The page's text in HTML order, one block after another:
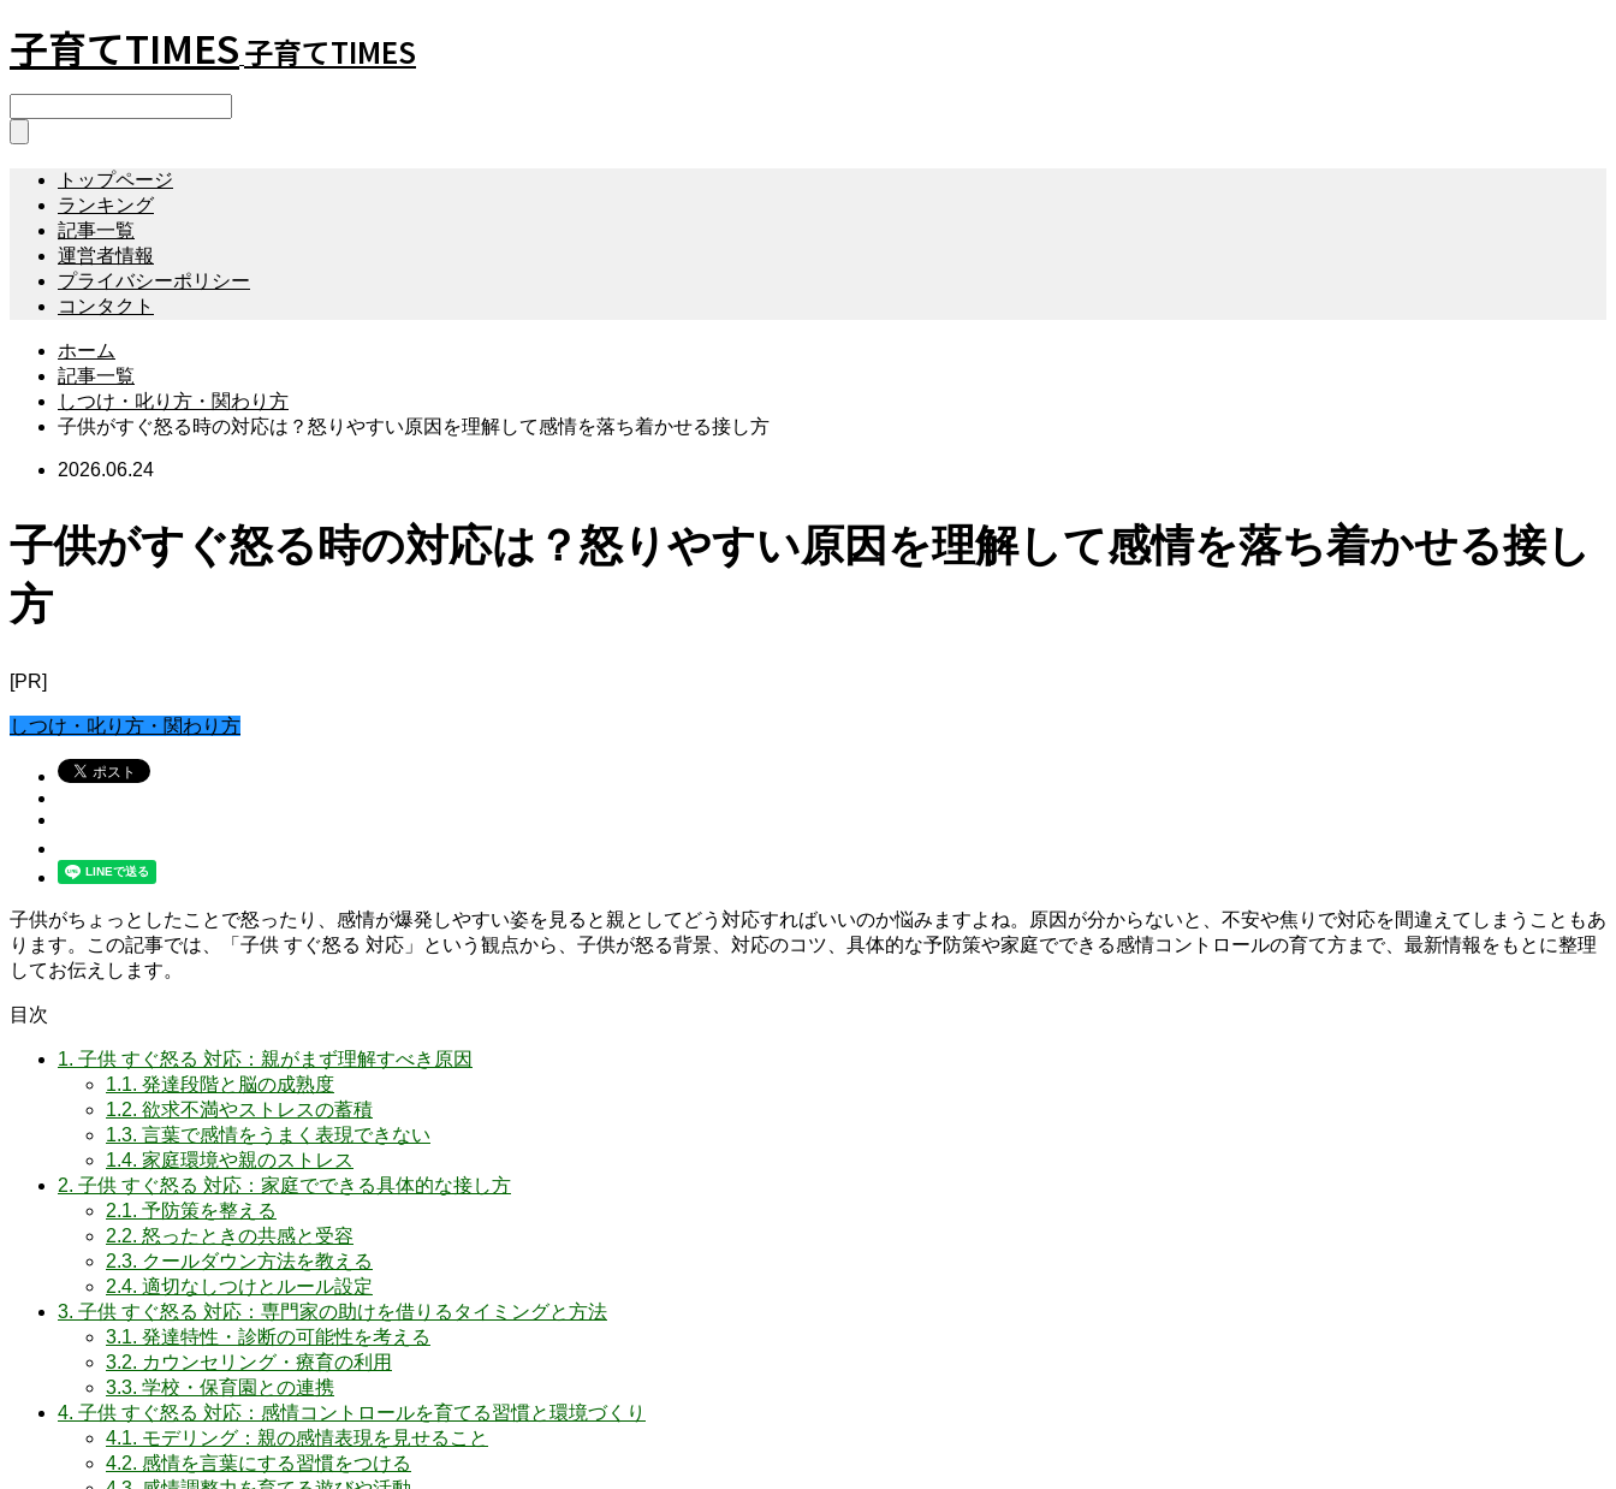
子育てTIMES子育てTIMES
トップページ
ランキング
記事一覧
運営者情報
プライバシーポリシー
コンタクト
ホーム
記事一覧
しつけ・叱り方・関わり方
子供がすぐ怒る時の対応は？怒りやすい原因を理解して感情を落ち着かせる接し方
2026.06.24
子供がすぐ怒る時の対応は？怒りやすい原因を理解して感情を落ち着かせる接し
方
[PR]
しつけ・叱り方・関わり方
子供がちょっとしたことで怒ったり、感情が爆発しやすい姿を見ると親としてどう対応すればいいのか悩みますよね。原因が分からないと、不安や焦りで対応を間違えてしまうこともあ
ります。この記事では、「子供 すぐ怒る 対応」という観点から、子供が怒る背景、対応のコツ、具体的な予防策や家庭でできる感情コントロールの育て方まで、最新情報をもとに整理
してお伝えします。
目次
1. 子供 すぐ怒る 対応：親がまず理解すべき原因
1.1. 発達段階と脳の成熟度
1.2. 欲求不満やストレスの蓄積
1.3. 言葉で感情をうまく表現できない
1.4. 家庭環境や親のストレス
2. 子供 すぐ怒る 対応：家庭でできる具体的な接し方
2.1. 予防策を整える
2.2. 怒ったときの共感と受容
2.3. クールダウン方法を教える
2.4. 適切なしつけとルール設定
3. 子供 すぐ怒る 対応：専門家の助けを借りるタイミングと方法
3.1. 発達特性・診断の可能性を考える
3.2. カウンセリング・療育の利用
3.3. 学校・保育園との連携
4. 子供 すぐ怒る 対応：感情コントロールを育てる習慣と環境づくり
4.1. モデリング：親の感情表現を見せること
4.2. 感情を言葉にする習慣をつける